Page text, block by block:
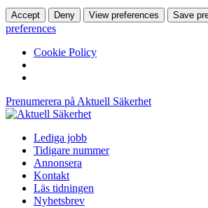
Accept Deny View preferences Save
preferences
Cookie Policy
Prenumerera på Aktuell Säkerhet
Lediga jobb
Tidigare nummer
Annonsera
Kontakt
Läs tidningen
Nyhetsbrev